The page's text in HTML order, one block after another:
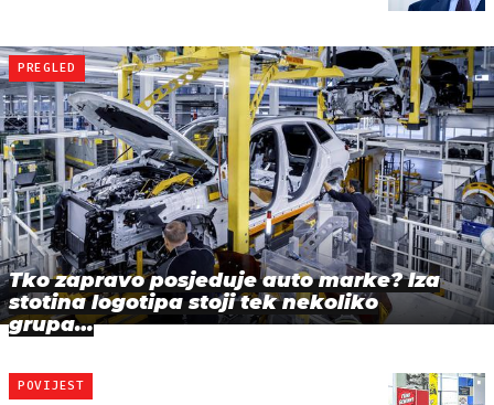
PREGLED
Tko zapravo posjeduje auto marke? Iza
stotina logotipa stoji tek nekoliko
grupa…
POVIJEST